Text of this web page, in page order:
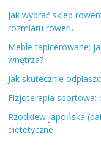
Jak wybrać sklep
rozmiaru roweru
Meble tapicerowane:
wnętrza?
Jak skutecznie
Fizjoterapia sportowa:
Rzodkiew japońska
dietetyczne